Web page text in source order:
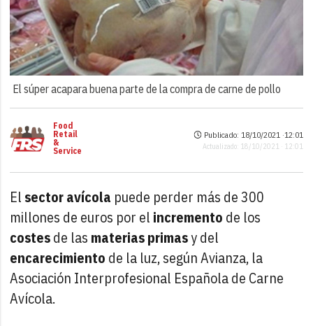
El súper acapara buena parte de la compra de carne de pollo
Food
Retail
&
Service
Publicado: 18/10/2021 ·12:01
Actualizado: 18/10/2021 · 12:01
El sector avícola puede perder más de 300
millones de euros por el incremento de los
costesde las materias primasy del
encarecimiento de la luz, según Avianza, la
Asociación Interprofesional Española de Carne
Avícola.